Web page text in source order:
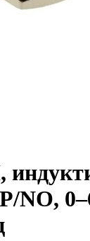
NO,